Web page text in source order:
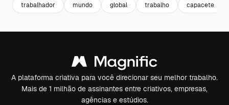
trabalhador mundo global trabalho capacete
A plataforma criativa para você direcionar seu melhor trabalho.
Mais de 1 milhão de assinantes entre criativos, empresas,
agências e estúdios.